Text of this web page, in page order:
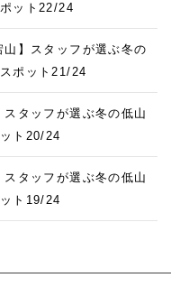
ット22/24
山】スタッフが選ぶ冬の
ポット21/24
スタッフが選ぶ冬の低山
ト20/24
スタッフが選ぶ冬の低山
ト19/24